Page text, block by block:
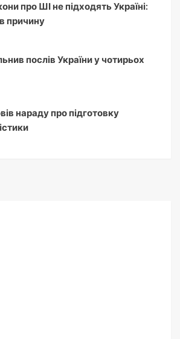
про ШІ не підходять Україні:
причину
послів України у чотирьох
нараду про підготовку